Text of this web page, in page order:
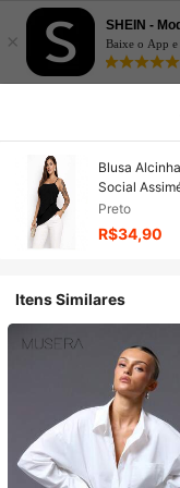
×
SHEIN -
Baixe o App
Blusa
Social
Preto
R$34,90
Itens Similares